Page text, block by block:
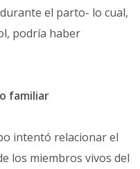
el parto- lo cual,
podría haber
familiar
intentó relacionar el
los miembros vivos del